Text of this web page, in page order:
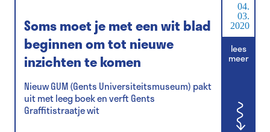
Soms moet je met een wit blad
beginnen om tot nieuwe
inzichten te komen
Nieuw GUM (Gents Universiteitsmuseum) pakt
uit met leeg boek en verft Gents
Graffitistraatje wit
04.
03.
2020
lees
meer